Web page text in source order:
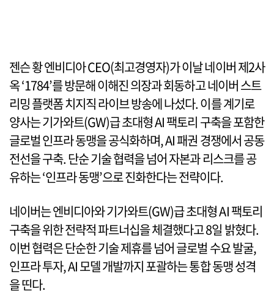
젠슨 황 엔비디아 CEO(최고경영자)가 이날 네이버 제2사
옥 ‘1784’를 방문해 이해진 의장과 회동하고 네이버 스트
리밍 플랫폼 치지직 라이브 방송에 나섰다. 이를 계기로
양사는 기가와트(GW)급 초대형 AI 팩토리 구축을 포함한
글로벌 인프라 동맹을 공식화하며, AI 패권 경쟁에서 공동
전선을 구축. 단순 기술 협력을 넘어 자본과 리스크를 공
유하는 ‘인프라 동맹’으로 진화한다는 전략이다.
네이버는 엔비디아와 기가와트(GW)급 초대형 AI 팩토리
구축을 위한 전략적 파트너십을 체결했다고 8일 밝혔다.
이번 협력은 단순한 기술 제휴를 넘어 글로벌 수요 발굴,
인프라 투자, AI 모델 개발까지 포괄하는 통합 동맹 성격
을 띤다.